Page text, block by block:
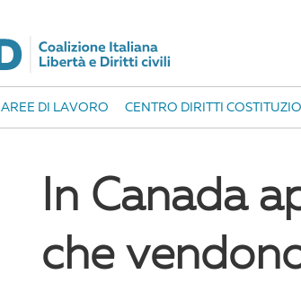
AREE DI LAVORO CENTRO DIRITTI
In Canada
che